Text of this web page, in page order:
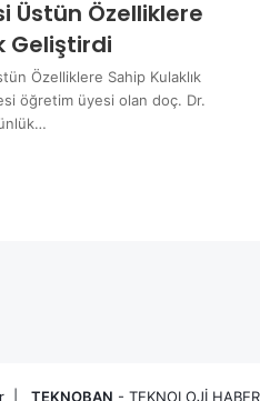
Üstün Özelliklere
Geliştirdi
Özelliklere Sahip Kulaklık
öğretim üyesi olan doç. Dr.
| TEKNOBAN - TEKNOLOJİ